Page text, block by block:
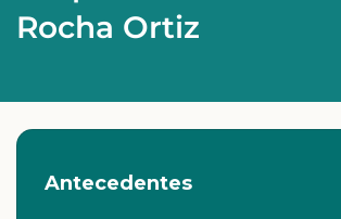
Rocha Ortiz
Antecedentes